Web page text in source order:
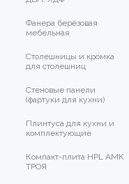
Фанера берёзовая
мебельная
Столешницы и кромка
для столешниц
Стеновые панели
(фартуки для кухни)
Плинтуса для кухни и
комплектующие
Компакт-плита HPL АМК
ТРОЯ